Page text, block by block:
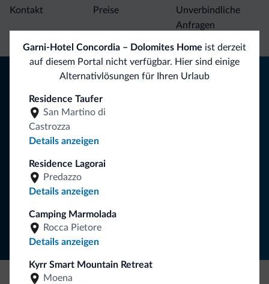
Garni-Hotel Concordia – Dolomites Home ist derzeit
auf diesem Portal nicht verfügbar. Hier sind einige
Alternativlösungen für Ihren Urlaub
Residence Taufer
San Martino di
Castrozza
Details anzeigen
Residence Lagorai
Predazzo
Details anzeigen
Camping Marmolada
Rocca Pietore
Details anzeigen
Kyrr Smart Mountain Retreat
Moena
Kontakt
Preise
Unverbindliche
Anfragen
Tipps aus den Dolomiten
Sie erhalten Informationen, exklusive Angebote und
Neuigkeiten für Ihren Urlaub in den Dolomiten.
NEWSLETTER ABONNIEREN